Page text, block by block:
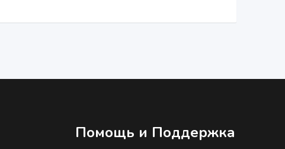
Помощь и Поддержка